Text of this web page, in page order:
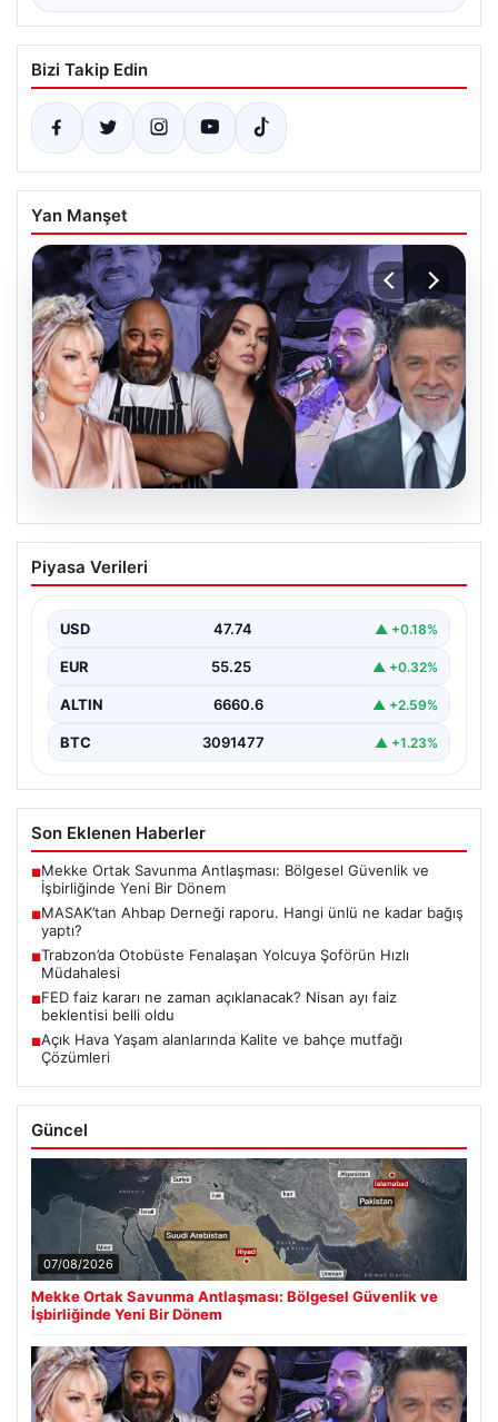
Bizi Takip Edin
Yan Manşet
06.08.2026
MASAK’tan Ahbap Derneği raporu.
Hangi ünlü ne kadar bağış yaptı?
Bağışları ve Paranın Akibeti", "content": "Son dönemde
kamuoyunun…
Piyasa Verileri
USD 47.74 ▲ +0.18%
EUR 55.25 ▲ +0.32%
ALTIN 6660.6 ▲ +2.59%
BTC 3091477 ▲ +1.23%
Son Eklenen Haberler
■Mekke Ortak Savunma Antlaşması: Bölgesel Güvenlik ve
İşbirliğinde Yeni Bir Dönem
■MASAK’tan Ahbap Derneği raporu. Hangi ünlü ne kadar bağış
yaptı?
■Trabzon’da Otobüste Fenalaşan Yolcuya Şoförün Hızlı
Müdahalesi
■FED faiz kararı ne zaman açıklanacak? Nisan ayı faiz
beklentisi belli oldu
■Açık Hava Yaşam alanlarında Kalite ve bahçe mutfağı
Çözümleri
Güncel
07/08/2026
Mekke Ortak Savunma Antlaşması: Bölgesel Güvenlik ve
İşbirliğinde Yeni Bir Dönem